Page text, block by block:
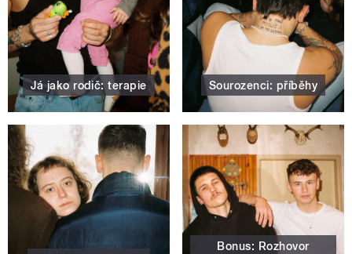
Já jako rodič: terapie Sourozenci: příběhy
Bonus: Rozhovor